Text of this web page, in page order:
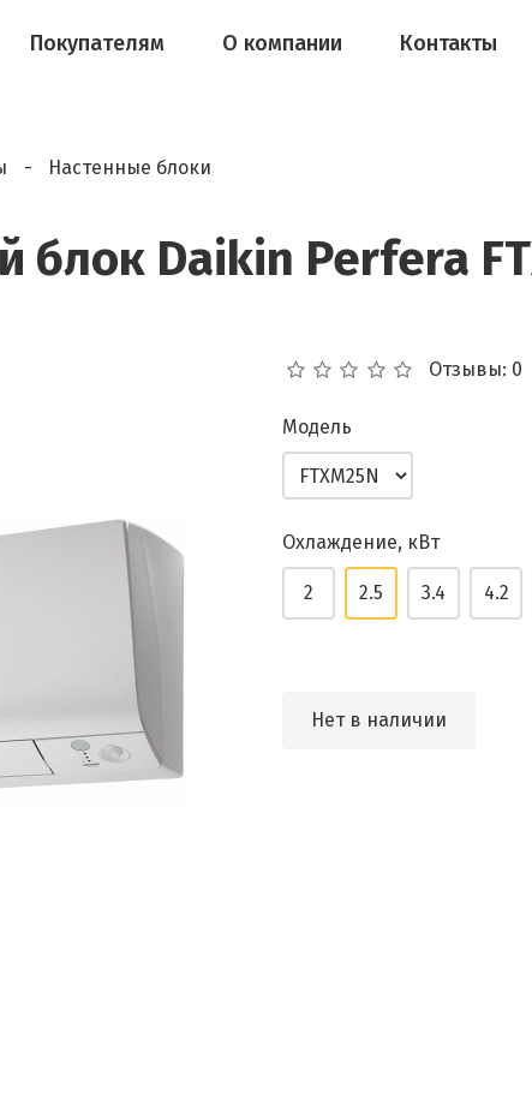
Покупателям О компании Контакты
Настенные блоки
блок Daikin Perfera
Отзывы: 0
Модель
Охлаждение, кВт
2 2.5 3.4 4.2
Нет в наличии